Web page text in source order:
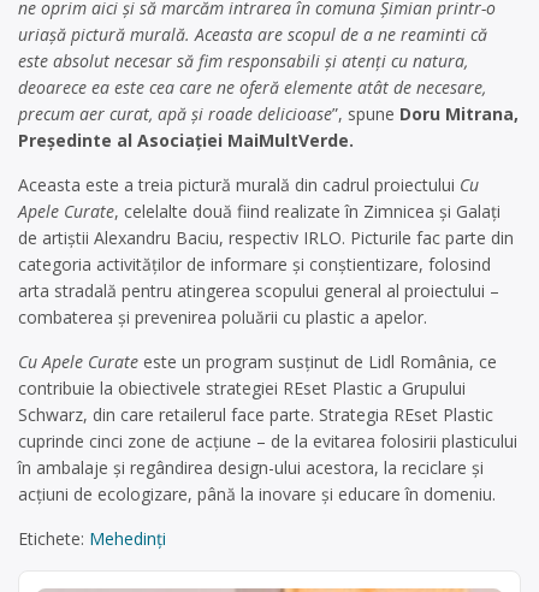
ne oprim aici și să marcăm intrarea în comuna Șimian printr-o
uriașă pictură murală. Aceasta are scopul de a ne reaminti că
este absolut necesar să fim responsabili și atenți cu natura,
deoarece ea este cea care ne oferă elemente atât de necesare,
precum aer curat, apă și roade delicioase”, spune Doru Mitrana,
Președinte al Asociației MaiMultVerde.
Aceasta este a treia pictură murală din cadrul proiectului Cu
Apele Curate, celelalte două fiind realizate în Zimnicea și Galați
de artiștii Alexandru Baciu, respectiv IRLO. Picturile fac parte din
categoria activităților de informare și conștientizare, folosind
arta stradală pentru atingerea scopului general al proiectului –
combaterea și prevenirea poluării cu plastic a apelor.
Cu Apele Curate este un program susținut de Lidl România, ce
contribuie la obiectivele strategiei REset Plastic a Grupului
Schwarz, din care retailerul face parte. Strategia REset Plastic
cuprinde cinci zone de acțiune – de la evitarea folosirii plasticului
în ambalaje și regândirea design-ului acestora, la reciclare și
acțiuni de ecologizare, până la inovare și educare în domeniu.
Etichete: Mehedinți